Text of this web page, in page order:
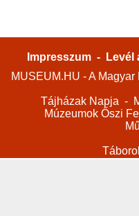
Impresszum -
Levél
MUSEUM.HU - A
Tájházak Napja -
Múzeumok Őszi